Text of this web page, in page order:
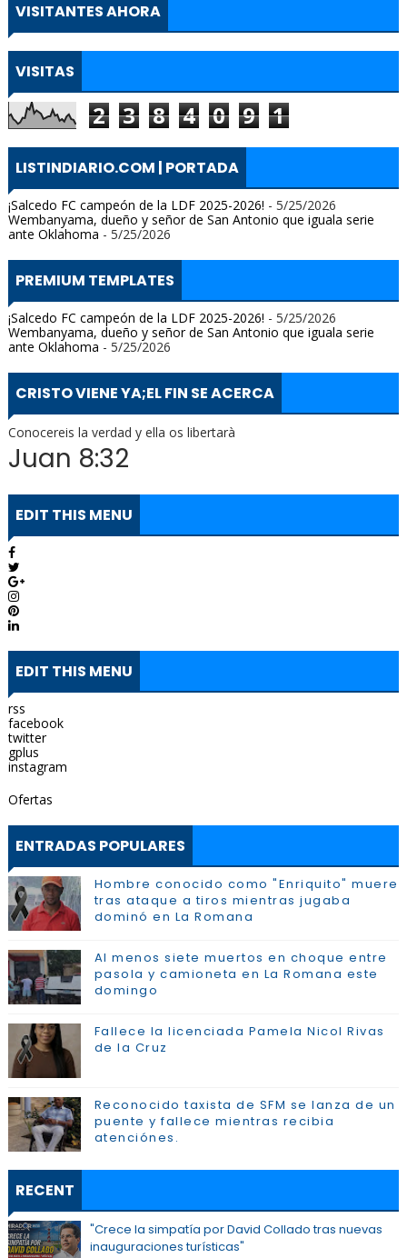
VISITANTES AHORA
VISITAS
2 3 8 4 0 9 1
LISTINDIARIO.COM | PORTADA
¡Salcedo FC campeón de la LDF 2025-2026! - 5/25/2026
Wembanyama, dueño y señor de San Antonio que iguala serie
ante Oklahoma - 5/25/2026
PREMIUM TEMPLATES
¡Salcedo FC campeón de la LDF 2025-2026! - 5/25/2026
Wembanyama, dueño y señor de San Antonio que iguala serie
ante Oklahoma - 5/25/2026
CRISTO VIENE YA;EL FIN SE ACERCA
Conocereis la verdad y ella os libertarà
Juan 8:32
EDIT THIS MENU
EDIT THIS MENU
rss
facebook
twitter
gplus
instagram
Ofertas
ENTRADAS POPULARES
Hombre conocido como "Enriquito" muere
tras ataque a tiros mientras jugaba
dominó en La Romana
Al menos siete muertos en choque entre
pasola y camioneta en La Romana este
domingo
Fallece la licenciada Pamela Nicol Rivas
de la Cruz
Reconocido taxista de SFM se lanza de un
puente y fallece mientras recibia
atenciónes.
RECENT
"Crece la simpatía por David Collado tras nuevas
inauguraciones turísticas"